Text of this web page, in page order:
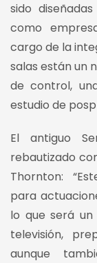
sido
como
cargo de la
salas están un
de control,
estudio de
El antiguo
rebautizado
Thornton:
para
lo que será
televisión,
aunque